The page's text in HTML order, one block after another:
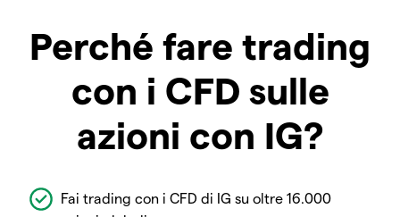
Perché fare trading
con i CFD sulle
azioni con IG?
Fai trading con i CFD di IG su oltre 16.000